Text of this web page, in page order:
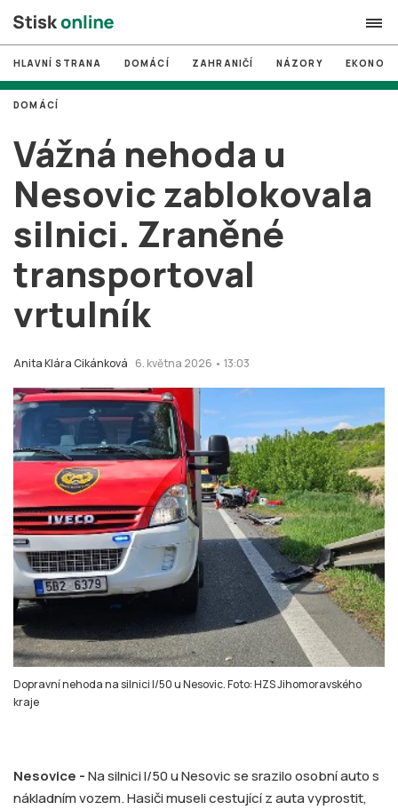
search
# MUNI
# Brno
# volby
login PŘIHLÁSIT SE
Zapomněli jste heslo?
HLAVNÍ STRANA DOMÁCÍ ZAHRANIČÍ NÁZORY
Vážná nehoda u
Nesovic zablokovala
silnici. Zraněné
transportoval
vrtulník
Anita Klára Cikánková 6. května 2026 • 13:03
DOMÁCÍ
Dopravní nehoda na silnici I/50 u Nesovic. Foto: HZS Jihomoravského
kraje
Nesovice -Na silnici I/50 u Nesovic se srazilo osobní auto s
nákladním vozem. Hasiči museli cestující z auta vyprostit,